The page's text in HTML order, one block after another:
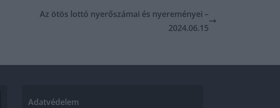
Az ötös lottó nyerőszámai és nyereményei –
2024.06.15
Adatvédelem